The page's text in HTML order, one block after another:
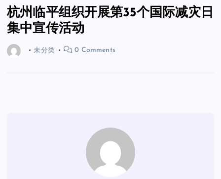
杭州临平组织开展第35个国际减灾日
集中宣传活动
未分类 0 Comments